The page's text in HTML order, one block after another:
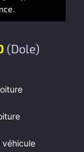
(Dole)
véhicule